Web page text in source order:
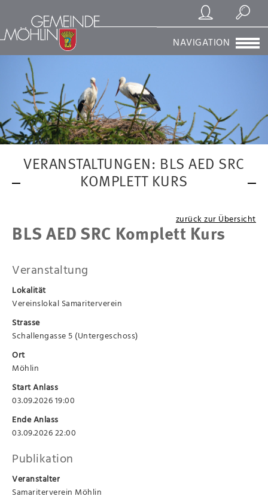
Registrierung/Login
Suchen
NAVIGATION
VERANSTALTUNGEN: BLS AED SRC
KOMPLETT KURS
zurück zur Übersicht
BLS AED SRC Komplett Kurs
Veranstaltung
Lokalität
Vereinslokal Samariterverein
Strasse
Schallengasse 5 (Untergeschoss)
Ort
Möhlin
Start Anlass
03.09.2026 19:00
Ende Anlass
03.09.2026 22:00
Publikation
Veranstalter
Samariterverein Möhlin